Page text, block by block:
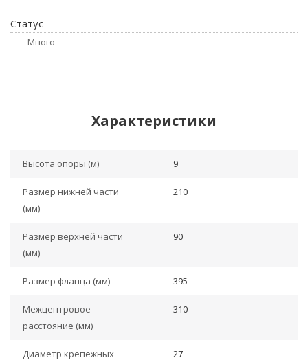
Статус
Много
Характеристики
Высота опоры (м) 9
Размер нижней части
(мм)
210
Размер верхней части
(мм)
90
Размер фланца (мм) 395
Межцентровое
расстояние (мм)
310
Диаметр крепежных
27